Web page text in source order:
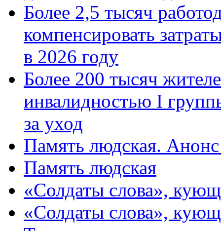
Более 2,5 тысяч
компенсировать
в 2026 году
Более 200 тысяч
инвалидностью I
за уход
Память людская.
Память людская
«Солдаты слова»,
«Солдаты слова»,